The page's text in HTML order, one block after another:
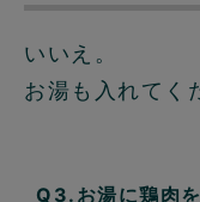
いいえ。
お湯も入れてく
Q3.お湯に鶏肉